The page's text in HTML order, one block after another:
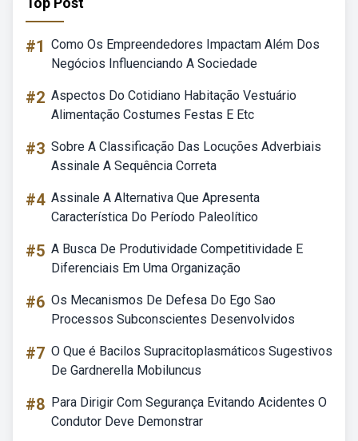
#1 Como Os Empreendedores Impactam Além Dos
Negócios Influenciando A Sociedade
#2 Aspectos Do Cotidiano Habitação Vestuário
Alimentação Costumes Festas E Etc
#3 Sobre A Classificação Das Locuções Adverbiais
Assinale A Sequência Correta
#4 Assinale A Alternativa Que Apresenta
Característica Do Período Paleolítico
#5 A Busca De Produtividade Competitividade E
Diferenciais Em Uma Organização
#6 Os Mecanismos De Defesa Do Ego Sao
Processos Subconscientes Desenvolvidos
#7 O Que é Bacilos Supracitoplasmáticos Sugestivos
De Gardnerella Mobiluncus
#8 Para Dirigir Com Segurança Evitando Acidentes O
Condutor Deve Demonstrar